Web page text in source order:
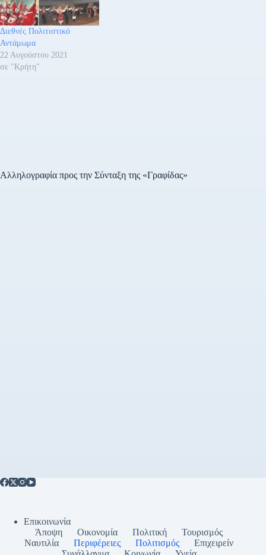
Διεθνές Πολιτιστικό
Αντάμωμα
22 Αυγούστου 2021
σε "Κρήτη"
Αλληλογραφία προς την Σύνταξη της «Γραφίδας»
Επικοινωνία
Άποψη
Οικονομία Πολιτική
Τουρισμός
Ναυτιλία
Περιφέρειες Πολιτισμός
Επιχειρείν